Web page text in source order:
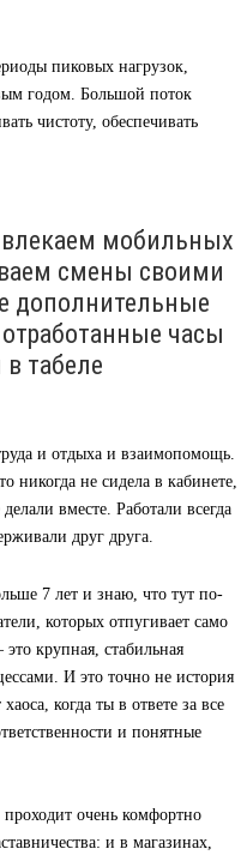
пиковых нагрузок,
годом. Большой поток
чистоту, обеспечивать
мобильных
смены своими
дополнительные
часы
табеле
и отдыха и взаимопомощь.
никогда не сидела в кабинете,
вместе. Работали всегда
друг друга.
7 лет и знаю, что тут по-
которых отпугивает само
крупная, стабильная
И это точно не история
когда ты в ответе за все
и понятные
очень комфортно
и в магазинах,